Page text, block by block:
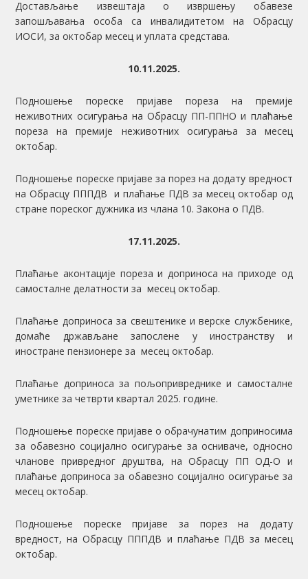
Достављање извештаја о извршењу обавезе
запошљавања особа са инвалидитетом на Обрасцу
ИОСИ, за октобар месец и уплата средстава.
10.11.2025.
Подношење пореске пријаве пореза на премије
неживотних осигурања на Обрасцу ПП-ППНО и плаћање
пореза на премије неживотних осигурања за месец
октобар.
Подношење пореске пријаве за порез на додату вредност
на Обрасцу ПППДВ и плаћање ПДВ за месец октобар од
стране пореског дужника из члана 10. Закона о ПДВ.
17.11.2025.
Плаћање аконтације пореза и доприноса на приходе од
самосталне делатности за месец октобар.
Плаћање доприноса за свештенике и верске службенике,
домаће држављане запослене у иностранству и
иностране пензионере за месец октобар.
Плаћање доприноса за пољопривреднике и самосталне
уметнике за четврти квартал 2025. године.
Подношење пореске пријаве о обрачунатим доприносима
за обавезно социјално осигурање за осниваче, односно
чланове привредног друштва, на Обрасцу ПП ОД-О и
плаћање доприноса за обавезно социјално осигурање за
месец октобар.
Подношење пореске пријаве за порез на додату
вредност, на Обрасцу ПППДВ и плаћање ПДВ за месец
октобар.